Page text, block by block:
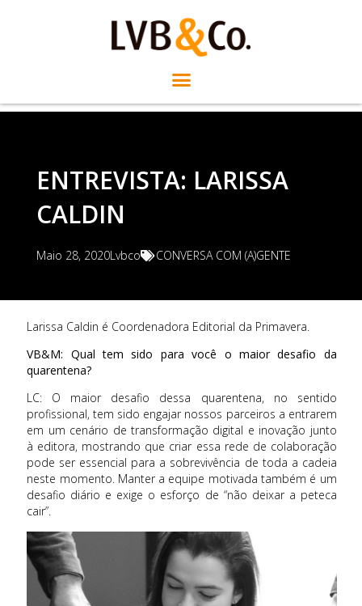
ENTREVISTA: LARISSA
CALDIN
Maio 28, 2020Lvbco CONVERSA COM (A)GENTE
Larissa Caldin é Coordenadora Editorial da Primavera.
VB&M: Qual tem sido para você o maior desafio da
quarentena?
LC: O maior desafio dessa quarentena, no sentido
profissional, tem sido engajar nossos parceiros a entrarem
em um cenário de transformação digital e inovação junto
à editora, mostrando que criar essa rede de colaboração
pode ser essencial para a sobrevivência de toda a cadeia
neste momento. Manter a equipe motivada também é um
desafio diário e exige o esforço de “não deixar a peteca
cair”.